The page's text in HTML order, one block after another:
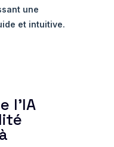
une
et intuitive.
l'IA